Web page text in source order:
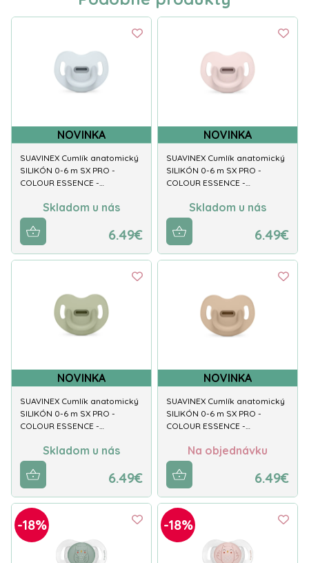
NOVINKA
SUAVINEX Cumlík anatomický
SILIKÓN 0-6 m SX PRO -
COLOUR ESSENCE -…
Skladom u nás
6.49€
NOVINKA
SUAVINEX Cumlík anatomický
SILIKÓN 0-6 m SX PRO -
COLOUR ESSENCE -…
Skladom u nás
6.49€
NOVINKA
SUAVINEX Cumlík anatomický
SILIKÓN 0-6 m SX PRO -
COLOUR ESSENCE -…
Skladom u nás
6.49€
NOVINKA
SUAVINEX Cumlík anatomický
SILIKÓN 0-6 m SX PRO -
COLOUR ESSENCE -…
Na objednávku
6.49€
-18% -18%